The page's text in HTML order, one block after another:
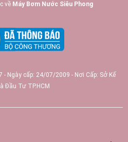
về Máy Bơm Nước Siêu Phong
- Ngày cấp: 24/07/2009 - Nơi Cấp: Sở Kế
Đầu Tư TP.HCM